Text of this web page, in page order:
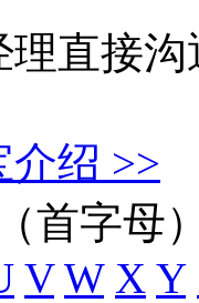
理直接沟
介绍 >>
首字母
V W X Y